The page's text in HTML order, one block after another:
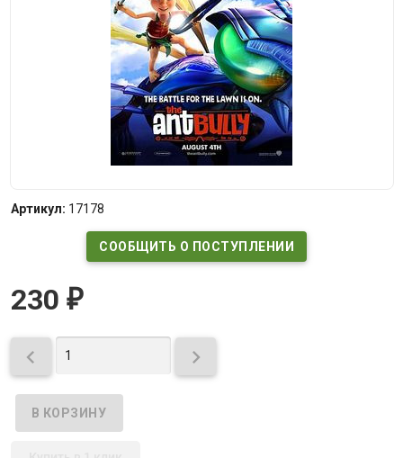
Артикул: 17178
СООБЩИТЬ О ПОСТУПЛЕНИИ
230 ₽
 